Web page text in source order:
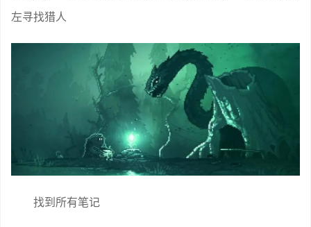
左寻找猎人
找到所有笔记